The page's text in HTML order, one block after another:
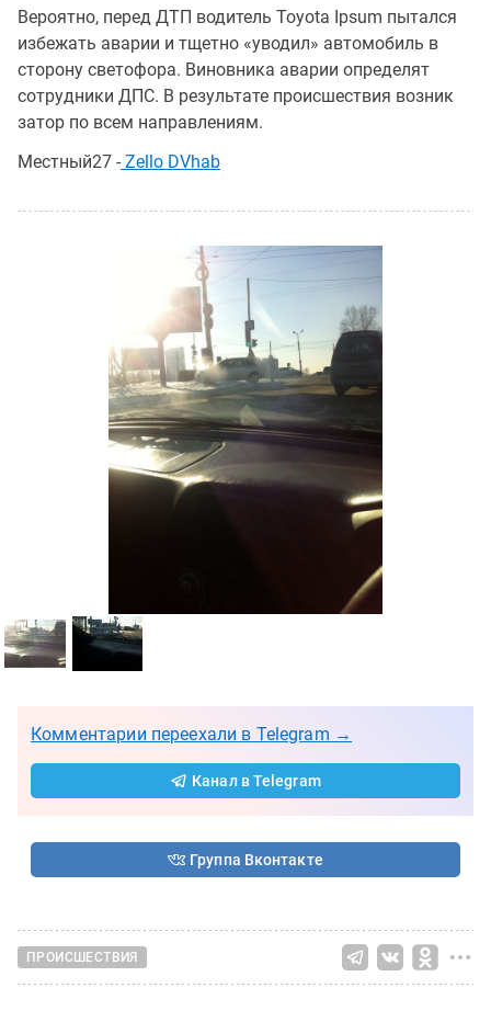
Вероятно, перед ДТП водитель Toyota Ipsum пытался
избежать аварии и тщетно «уводил» автомобиль в
сторону светофора. Виновника аварии определят
сотрудники ДПС. В результате происшествия возник
затор по всем направлениям.
Местный27 - Zello DVhab
Комментарии переехали в Telegram →
Канал в Telegram
Группа Вконтакте
ПРОИСШЕСТВИЯ